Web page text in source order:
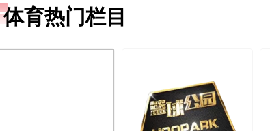
体育热门栏目